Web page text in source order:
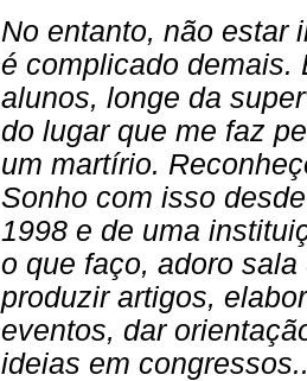
No entanto, não estar
é complicado demais.
alunos, longe da
do lugar que me faz
um martírio.
Sonho com isso
1998 e de uma
o que faço, adoro
produzir artigos,
eventos, dar
ideias em